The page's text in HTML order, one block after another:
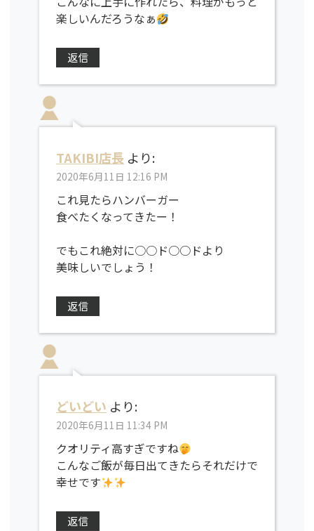
楽しいんだろうなぁ
返信
TAKIBI店長 より:
2020年6月11日 12:16 PM
これ見たらハンバーガー
食べたくなってきたー！
でもこれ絶対に○○ド○○ドより
美味しいでしょう！
返信
どいどい より:
2020年6月11日 11:34 PM
クオリティ高すぎですね
こんなご飯が毎日出てきたらそれだけで
幸せです
返信